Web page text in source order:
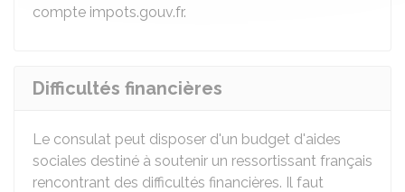
compte impots.gouv.fr.
Difficultés financières
Le consulat peut disposer d'un budget d'aides
sociales destiné à soutenir un ressortissant français
rencontrant des difficultés financières. Il faut